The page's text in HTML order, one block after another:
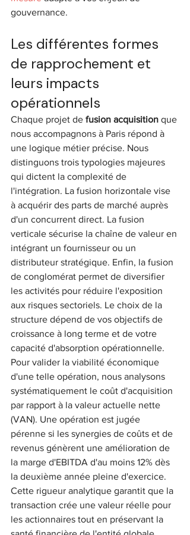
gouvernance.
Les différentes formes
de rapprochement et
leurs impacts
opérationnels
Chaque projet de fusion acquisition que
nous accompagnons à Paris répond à
une logique métier précise. Nous
distinguons trois typologies majeures
qui dictent la complexité de
l'intégration. La fusion horizontale vise
à acquérir des parts de marché auprès
d'un concurrent direct. La fusion
verticale sécurise la chaîne de valeur en
intégrant un fournisseur ou un
distributeur stratégique. Enfin, la fusion
de conglomérat permet de diversifier
les activités pour réduire l'exposition
aux risques sectoriels. Le choix de la
structure dépend de vos objectifs de
croissance à long terme et de votre
capacité d'absorption opérationnelle.
Pour valider la viabilité économique
d'une telle opération, nous analysons
systématiquement le coût d'acquisition
par rapport à la valeur actuelle nette
(VAN). Une opération est jugée
pérenne si les synergies de coûts et de
revenus génèrent une amélioration de
la marge d'EBITDA d'au moins 12% dès
la deuxième année pleine d'exercice.
Cette rigueur analytique garantit que la
transaction crée une valeur réelle pour
les actionnaires tout en préservant la